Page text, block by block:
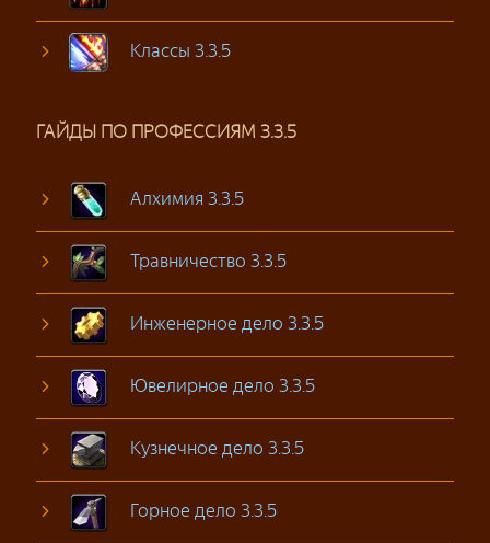
Классы 3.3.5
ГАЙДЫ ПО ПРОФЕССИЯМ 3.3.5
Алхимия 3.3.5
Травничество 3.3.5
Инженерное дело 3.3.5
Ювелирное дело 3.3.5
Кузнечное дело 3.3.5
Горное дело 3.3.5